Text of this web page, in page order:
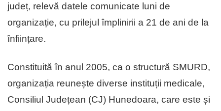
județ, relevă datele comunicate luni de
organizație, cu prilejul împlinirii a 21 de ani de la
înființare.
Constituită în anul 2005, ca o structură SMURD,
organizația reunește diverse instituții medicale,
Consiliul Județean (CJ) Hunedoara, care este și